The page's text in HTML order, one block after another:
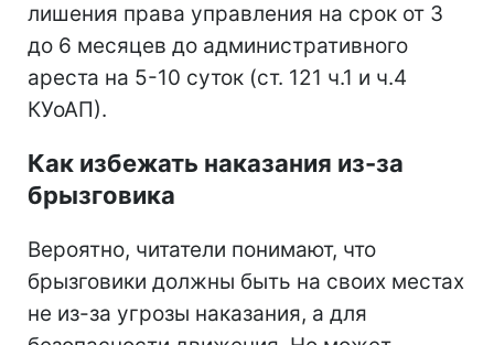
лишения права управления на срок от 3
до 6 месяцев до административного
ареста на 5-10 суток (ст. 121 ч.1 и ч.4
КУоАП).
Как избежать наказания из-за
брызговика
Вероятно, читатели понимают, что
брызговики должны быть на своих местах
не из-за угрозы наказания, а для